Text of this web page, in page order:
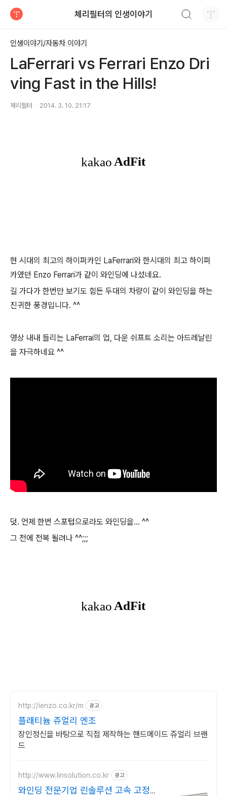
체리필터의 인생이야기
인생이야기/자동차 이야기
LaFerrari vs Ferrari Enzo Dri
ving Fast in the Hills!
체리필터 2014. 3. 10. 21:17
현 시대의 최고의 하이퍼카인 LaFerrari와 한시대의 최고 하이퍼
카였던 Enzo Ferrari가 같이 와인딩에 나섰네요.
길 가다가 한번만 보기도 힘든 두대의 차량이 같이 와인딩을 하는
진귀한 풍경입니다. ^^
영상 내내 들리는 LaFerrai의 업, 다운 쉬프트 소리는 아드레날린
을 자극하네요 ^^
덧. 언제 한번 스포텁으로라도 와인딩을... ^^
그 전에 전복 될려나 ^^;;;
http://ienzo.co.kr/m 광고
플래티늄 쥬얼리 엔조
장인정신을 바탕으로 직접 제작하는 핸드메이드 쥬얼리 브랜
드
http://www.linsolution.co.kr 광고
와인딩 전문기업 린솔루션 고속 고정밀